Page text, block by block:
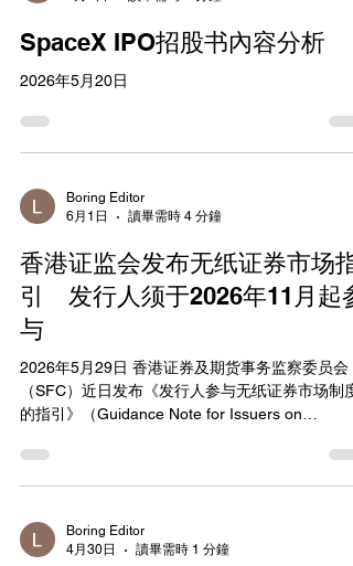
前执行董事兼主席张德熙（男）；前执行董事陈学
董事兼财务总监刘家仪（女）；前执行董事兼行政
总裁穆宏烈（男）；前独立非执行董事尹锦滔
美元（该等资金）一事所进行的调查。该等资金由
（泰加保险）在2020年6月至2021年10月期间存
于NBL，宣称用作外币程式交易（注3
SpaceX IPO招股书內容分析
2026年5月20日
Boring Editor
6月1日
讀畢需時 4 分鐘
香港证监会发布无纸证券市场指
引 发行人须于2026年11月起参
与
2026年5月29日 香港证券及期货事务监察委员会
（SFC）近日发布《发行人参与无纸证券市场制度
的指引》（Guidance Note for Issuers on
Market Regime），为上市公司及发行人提供详细
指引，协助其顺利参与无纸证券市场
度。该指引旨在推动香港证券市场全面无纸化转
型，消除纸本股票证书带来的行政负担及风险，提
Boring Editor
4月30日
讀畢需時 1 分鐘